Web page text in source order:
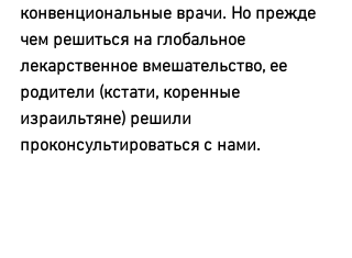
конвенциональные врачи. Но прежде
чем решиться на глобальное
лекарственное вмешательство, ее
родители (кстати, коренные
израильтяне) решили
проконсультироваться с нами.